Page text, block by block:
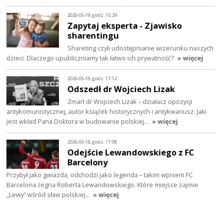
2026-05-19, godz. 15:29
Zapytaj eksperta - Zjawisko
sharentingu
Shareting czyli udostępnianie wizerunku naszych
dzieci. Dlaczego upubliczniamy tak łatwo ich prywatność? » więcej
2026-05-18, godz. 17:12
Odszedł dr Wojciech Lizak
Zmarł dr Wojciech Lizak – działacz opozycji
antykomunistycznej, autor książek historycznych i antykwariusz. Jaki
jest wkład Pana Doktora w budowanie polskiej… » więcej
2026-05-18, godz. 17:08
Odejście Lewandowskiego z FC
Barcelony
Przybył jako gwiazda, odchodzi jako legenda – takim wpisem FC
Barcelona żegna Roberta Lewandowskiego. Które miejsce zajmie
„Lewy” wśród sław polskiej… » więcej